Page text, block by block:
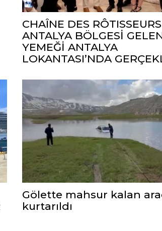
CHAÎNE DES RÔTISSEURS
ANTALYA BÖLGESİ
YEMEĞİ ANTALYA
LOKANTASI’NDA
Gölette mahsur kalan
kurtarıldı